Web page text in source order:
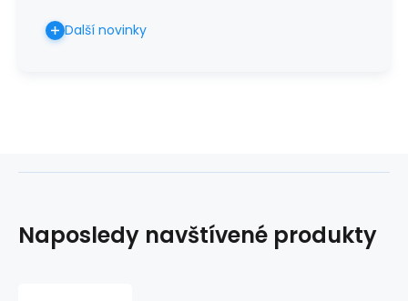
Další novinky
Naposledy navštívené produkty